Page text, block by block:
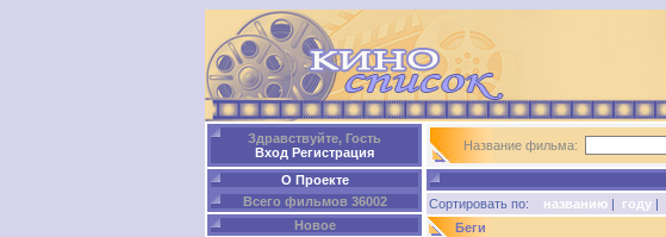
Здравствуйте, Гость
Вход Регистрация
О Проекте
Всего фильмов 36002
Новое
Название фильма:
Сортировать по: названию | году |
Беги